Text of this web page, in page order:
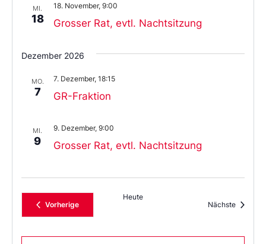
MI.
18 Grosser Rat, evtl. Nachtsitzung
18. November, 9:00
Dezember 2026
MO.
7 GR-Fraktion
7. Dezember, 18:15
MI.
9 Grosser Rat, evtl. Nachtsitzung
9. Dezember, 9:00
VorherigeVeranstaltungen
Heute
Nächste